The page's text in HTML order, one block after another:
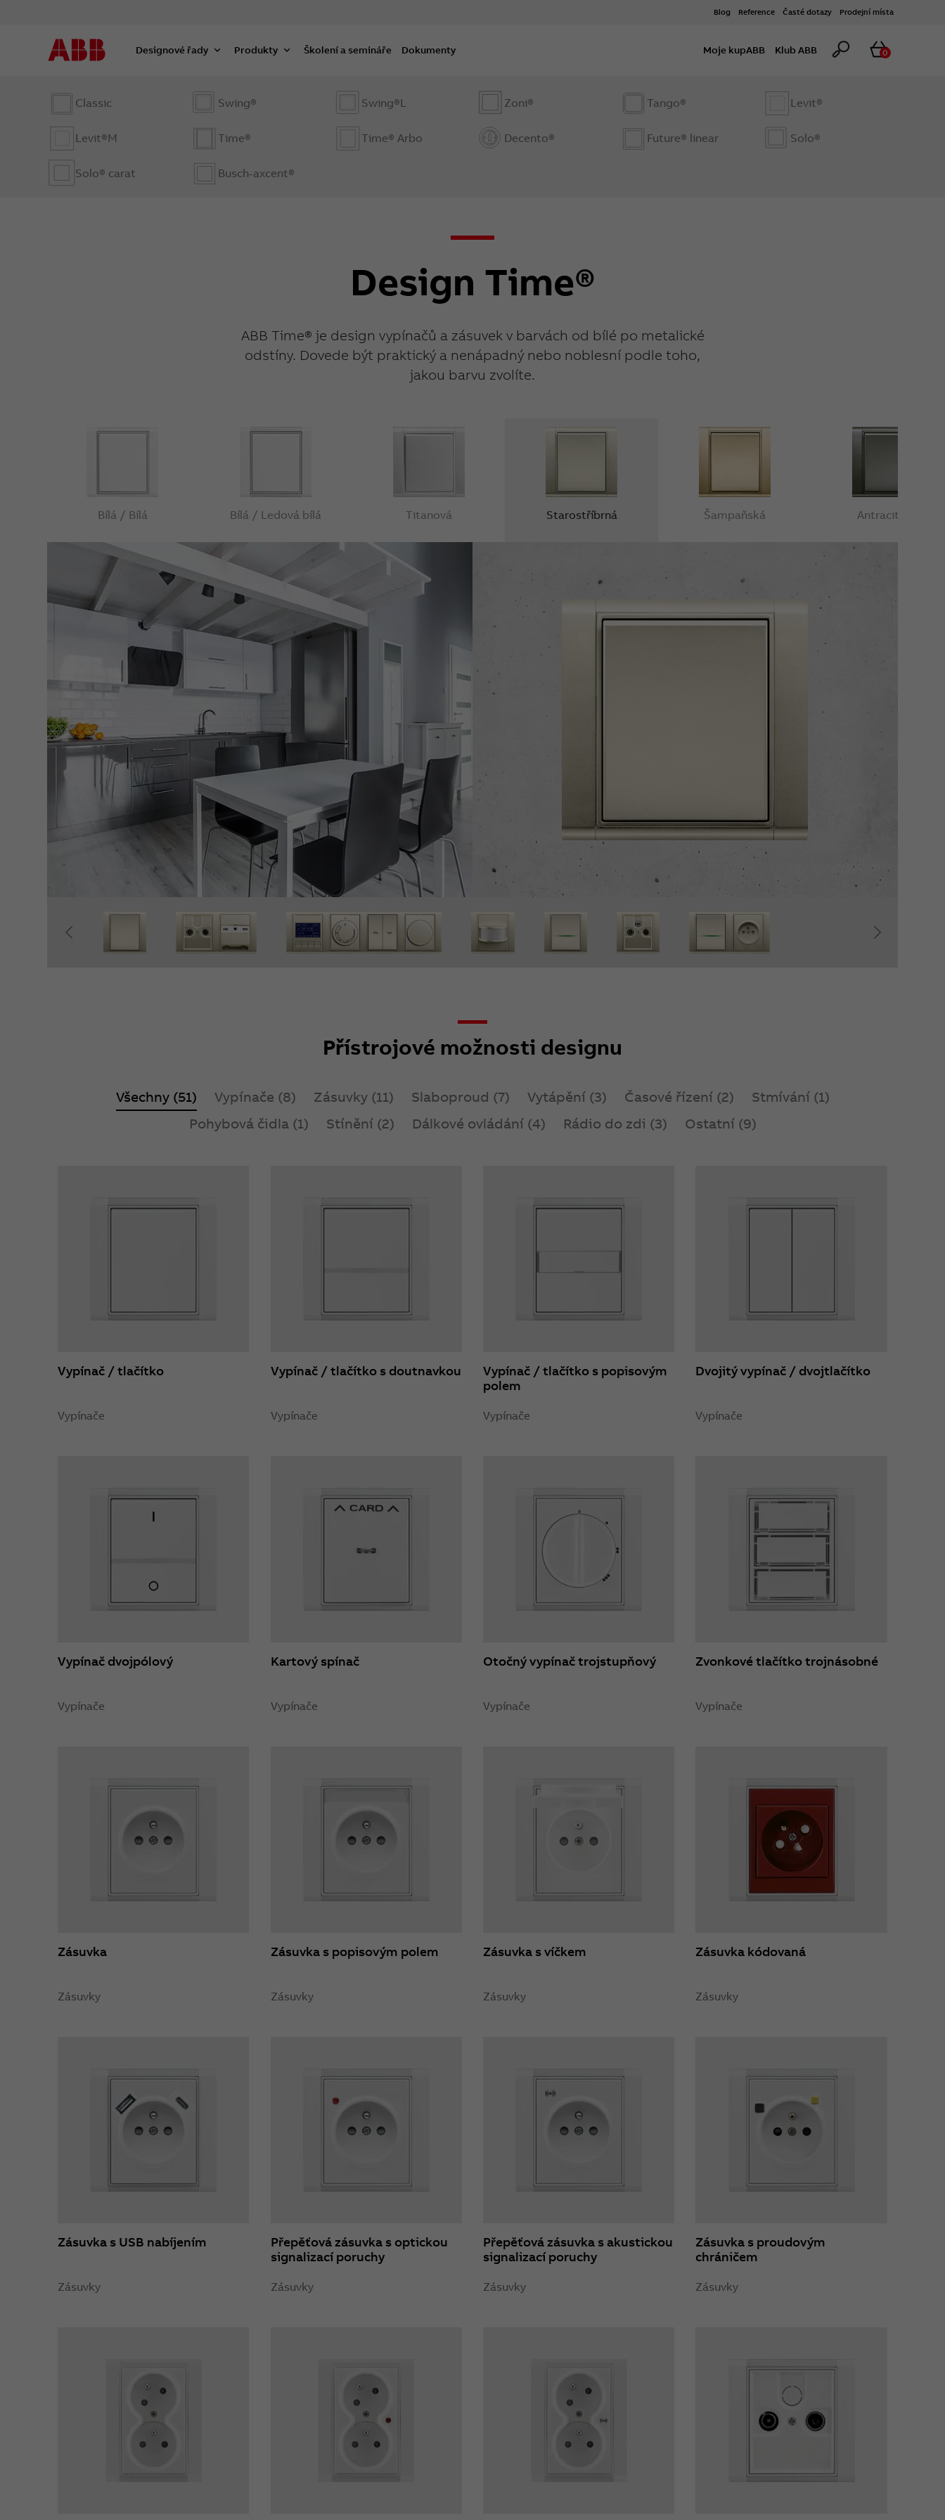
Blog Reference Časté dotazy Prodejní místa
Designové řady Produkty Školení a semináře Dokumenty Moje kupABB Klub ABB Hledat
0
Classic Swing® Swing®L Zoni® Tango® Levit®
Levit®M Time® Time® Arbo Decento® Future® linear Solo®
Solo® carat Busch-axcent®
Design Time®
ABB Time® je design vypínačů a zásuvek v barvách od bílé po metalické
odstíny. Dovede být praktický a nenápadný nebo noblesní podle toho,
jakou barvu zvolíte.
Bílá / Bílá Bílá / Ledová bílá Titanová Starostříbrná Šampaňská Antracitová
Přístrojové možnosti designu
Všechny (51) Vypínače (8) Zásuvky (11) Slaboproud (7) Vytápění (3) Časové řízení (2)
Stmívání (1)
Pohybová čidla (1)
Stínění (2) Dálkové ovládání (4) Rádio do zdi (3) Ostatní (9)
Vypínač / tlačítko
Vypínače
Vypínač / tlačítko s doutnavkou
Vypínače
Vypínač / tlačítko s popisovým
polem
Vypínače
Dvojitý vypínač / dvojtlačítko
Vypínače
Vypínač dvojpólový
Vypínače
Kartový spínač
Vypínače
Otočný vypínač trojstupňový
Vypínače
Zvonkové tlačítko trojnásobné
Vypínače
Zásuvka
Zásuvky
Zásuvka s popisovým polem
Zásuvky
Zásuvka s víčkem
Zásuvky
Zásuvka kódovaná
Zásuvky
Zásuvka s USB nabíjením
Zásuvky
Přepěťová zásuvka s optickou
signalizací poruchy
Zásuvky
Přepěťová zásuvka s akustickou
signalizací poruchy
Zásuvky
Zásuvka s proudovým
chráničem
Zásuvky